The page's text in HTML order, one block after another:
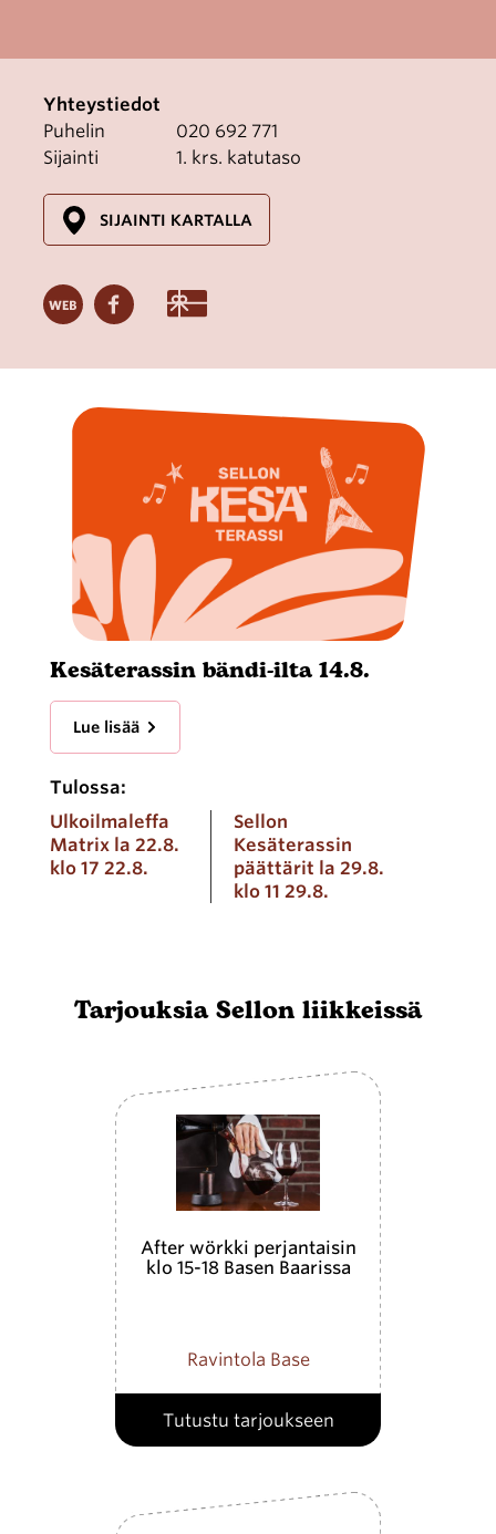
Yhteystiedot
Puhelin
020 692 771
Sijainti
1. krs. katutaso
SIJAINTI KARTALLA
Kesäterassin bändi-ilta 14.8.
Lue lisää
Tulossa:
Ulkoilmaleffa
Matrix la 22.8.
klo 17 22.8.
Sellon
Kesäterassin
päättärit la 29.8.
klo 11 29.8.
Tarjouksia Sellon liikkeissä
After wörkki perjantaisin
klo 15-18 Basen Baarissa
Ravintola Base
Tutustu tarjoukseen